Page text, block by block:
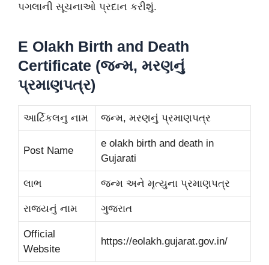
પગલાની સૂચનાઓ પ્રદાન કરીશું.
E Olakh Birth and Death
Certificate (જન્મ, મરણનું
પ્રમાણપત્ર)
આર્ટિકલનુ નામ જન્મ, મરણનું પ્રમાણપત્ર
Post Name
e olakh birth and death in
Gujarati
લાભ જન્મ અને મૃત્યુના પ્રમાણપત્ર
રાજ્યનું નામ ગુજરાત
Official
Website
https://eolakh.gujarat.gov.in/